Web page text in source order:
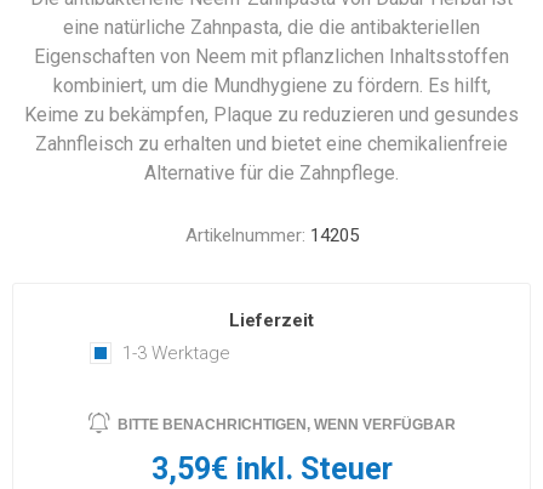
eine natürliche Zahnpasta, die die antibakteriellen
Eigenschaften von Neem mit pflanzlichen Inhaltsstoffen
kombiniert, um die Mundhygiene zu fördern. Es hilft,
Keime zu bekämpfen, Plaque zu reduzieren und gesundes
Zahnfleisch zu erhalten und bietet eine chemikalienfreie
Alternative für die Zahnpflege.
Artikelnummer: 14205
Lieferzeit
1-3 Werktage
BITTE BENACHRICHTIGEN, WENN VERFÜGBAR
3,59€ inkl. Steuer